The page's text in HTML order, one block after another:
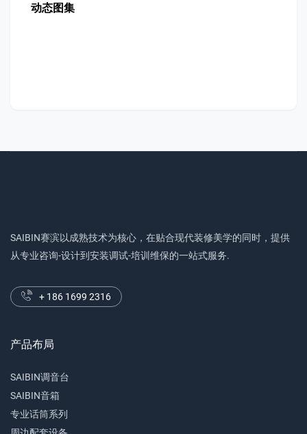
动态图集
SAIBIN赛滨以成熟技术为核心，在贴合现代装修美学的同时，提供
从专业咨询-设计到安装调试-培训维保的一站式服务.
+ 186 1699 2316
产品布局
SAIBIN调音台
SAIBIN音箱
专业话筒系列